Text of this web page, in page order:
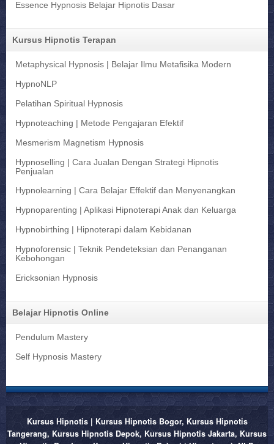
Essence Hypnosis Belajar Hipnotis Dasar
Kursus Hipnotis Terapan
Metaphysical Hypnosis | Belajar Ilmu Metafisika Modern
HypnoNLP
Pelatihan Spiritual Hypnosis
Hypnoteaching | Metode Pengajaran Efektif
Mesmerism Magnetism Hypnosis
Hypnoselling | Cara Jualan Dengan Strategi Hipnotis
Penjualan
Hypnolearning | Cara Belajar Effektif dan Menyenangkan
Hypnoparenting | Aplikasi Hipnoterapi Anak dan Keluarga
Hypnobirthing | Hipnoterapi dalam Kebidanan
Hypnoforensic | Teknik Pendeteksian dan Penanganan
Kebohongan
Ericksonian Hypnosis
Belajar Hipnotis Online
Pendulum Mastery
Self Hypnosis Mastery
Kursus Hipnotis | Kursus Hipnotis Bogor, Kursus Hipnotis
Tangerang, Kursus Hipnotis Depok, Kursus Hipnotis Jakarta, Kursus